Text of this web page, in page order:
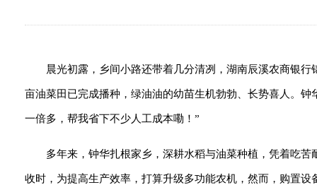
晨光初露，乡间小路还带着几分清冽，湖南辰溪农商银
亩油菜田已完成播种，绿油油的幼苗生机勃勃、长势喜人。
一倍多，帮我省下不少人工成本嘞！”
多年来，钟华扎根家乡，深耕水稻与油菜种植，凭着吃
收时，为提高生产效率，打算升级多功能农机，然而，购置